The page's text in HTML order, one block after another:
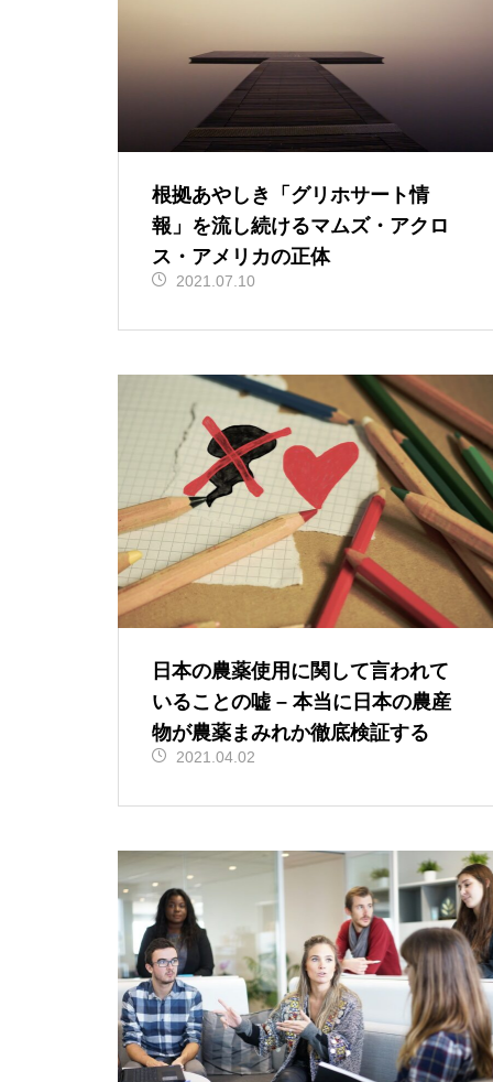
根拠あやしき「グリホサート情
報」を流し続けるマムズ・アクロ
ス・アメリカの正体
2021.07.10
日本の農薬使用に関して言われて
いることの嘘 – 本当に日本の農産
物が農薬まみれか徹底検証する
2021.04.02